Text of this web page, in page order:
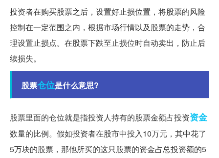
投资者在购买股票之后，设置好止损位置，将股票的风险
控制在一定范围之内，根据市场行情以及股票的走势，合
理设置止损点。在股票下跌至止损位时自动卖出，防止后
续损失。
股票仓位是什么意思?
股票里面的仓位就是指投资人持有的股票金额占投资资金
数量的比例。假如投资者在股市中投入10万元，其中花了
5万块的股票，那他所买的这只股票的资金占总投资额的5